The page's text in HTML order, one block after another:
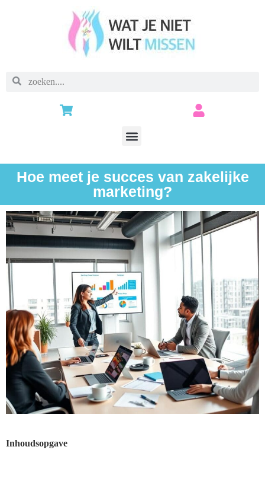
Hoe meet je succes van zakelijke
marketing?
Inhoudsopgave